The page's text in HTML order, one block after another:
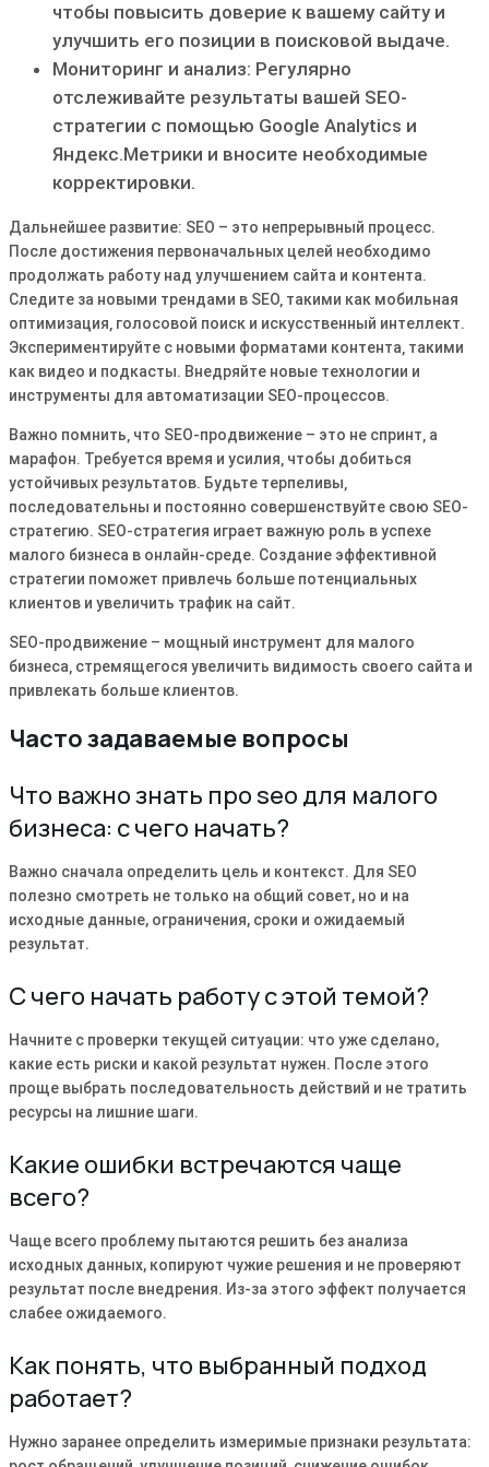
чтобы повысить доверие к вашему сайту и
улучшить его позиции в поисковой выдаче․
Мониторинг и анализ: Регулярно
отслеживайте результаты вашей SEO-
стратегии с помощью Google Analytics и
Яндекс․Метрики и вносите необходимые
корректировки․
Дальнейшее развитие: SEO – это непрерывный процесс․
После достижения первоначальных целей необходимо
продолжать работу над улучшением сайта и контента․
Следите за новыми трендами в SEO‚ такими как мобильная
оптимизация‚ голосовой поиск и искусственный интеллект․
Экспериментируйте с новыми форматами контента‚ такими
как видео и подкасты․ Внедряйте новые технологии и
инструменты для автоматизации SEO-процессов․
Важно помнить‚ что SEO-продвижение – это не спринт‚ а
марафон․ Требуется время и усилия‚ чтобы добиться
устойчивых результатов․ Будьте терпеливы‚
последовательны и постоянно совершенствуйте свою SEO-
стратегию․ SEO-стратегия играет важную роль в успехе
малого бизнеса в онлайн-среде․ Создание эффективной
стратегии поможет привлечь больше потенциальных
клиентов и увеличить трафик на сайт․
SEO-продвижение – мощный инструмент для малого
бизнеса‚ стремящегося увеличить видимость своего сайта и
привлекать больше клиентов․
Часто задаваемые вопросы
Что важно знать про seo для малого
бизнеса: с чего начать?
Важно сначала определить цель и контекст. Для SEO
полезно смотреть не только на общий совет, но и на
исходные данные, ограничения, сроки и ожидаемый
результат.
С чего начать работу с этой темой?
Начните с проверки текущей ситуации: что уже сделано,
какие есть риски и какой результат нужен. После этого
проще выбрать последовательность действий и не тратить
ресурсы на лишние шаги.
Какие ошибки встречаются чаще
всего?
Чаще всего проблему пытаются решить без анализа
исходных данных, копируют чужие решения и не проверяют
результат после внедрения. Из-за этого эффект получается
слабее ожидаемого.
Как понять, что выбранный подход
работает?
Нужно заранее определить измеримые признаки результата: